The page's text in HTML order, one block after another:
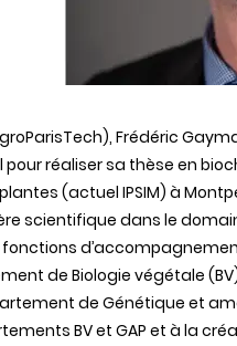
Frédéric
réaliser sa thèse en
(actuel IPSIM) à
scientifique dans le
fonctions
de Biologie végétale
de Génétique et
BV et GAP et à la